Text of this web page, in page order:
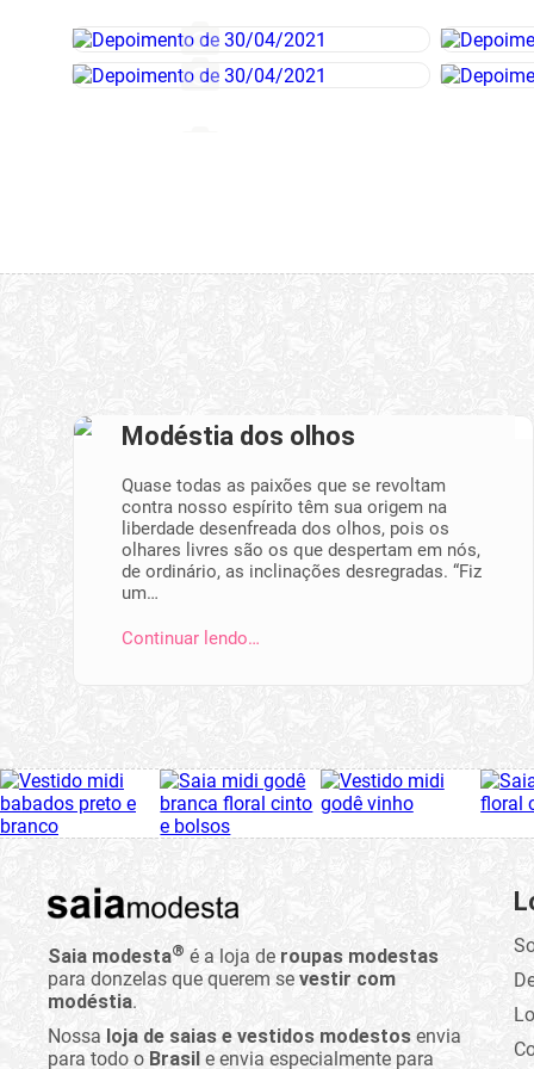
Modéstia dos olhos
Quase todas as paixões que se revoltam
contra nosso espírito têm sua origem na
liberdade desenfreada dos olhos, pois os
olhares livres são os que despertam em nós,
de ordinário, as inclinações desregradas. “Fiz
um…
Continuar lendo…
Saia modesta® é a loja de roupas modestas
para donzelas que querem se vestir com
modéstia.
Nossa loja de saias e vestidos modestos envia
para todo o Brasil e envia especialmente para